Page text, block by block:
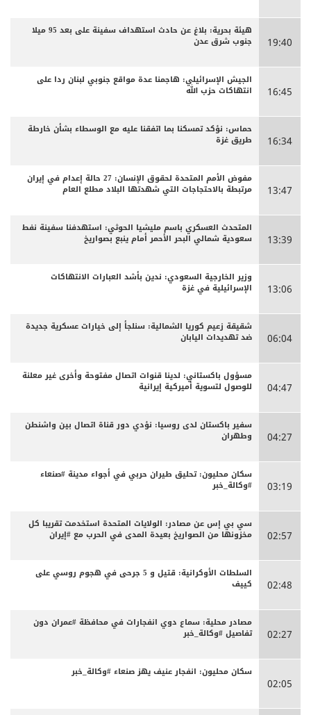
19:40
هيئة بحرية: بلاغ عن حادث استهداف سفينة على بعد 95 ميلا
جنوب شرق عدن
16:45
الجيش الإسرائيلي: هاجمنا عدة مواقع جنوبي لبنان ردا على
انتهاكات حزب الله
16:34
حماس: نؤكد تمسكنا بما اتفقنا عليه مع الوسطاء بشأن خارطة
طريق غزة
13:47
مفوض الأمم المتحدة لحقوق الإنسان: 27 حالة إعدام في إيران
مرتبطة بالاحتجاجات التي شهدتها البلاد مطلع العام
13:39
المتحدث العسكري باسم مليشيا الحوثي: استهدفنا سفينة نفط
سعودية شمالي البحر الأحمر أمام ينبع بصواريخ
13:06
وزير الخارجية السعودي: ندين بأشد العبارات الانتهاكات
الإسرائيلية في غزة
06:04
شقيقة زعيم كوريا الشمالية: سنلجأ إلى خيارات عسكرية جديدة
ضد تهديدات اليابان
04:47
مسؤول باكستاني: لدينا قنوات اتصال مفتوحة وأخرى غير معلنة
للوصول لتسوية أميركية إيرانية
04:27
سفير باكستان لدى روسيا: نؤدي دور قناة اتصال بين واشنطن
وطهران
03:19
سكان محليون: تحليق طيران حربي في أجواء مدينة #صنعاء
#وكالة_خبر
02:57
سي بي إس عن مصادر: الولايات المتحدة استخدمت تقريبا كل
مخزونها من الصواريخ بعيدة المدى في الحرب مع #إيران
02:48
السلطات الأوكرانية: قتيل و 5 جرحى في هجوم روسي على
كييف
02:27
مصادر محلية: سماع دوي انفجارات في محافظة #عمران دون
تفاصيل #وكالة_خبر
02:05
سكان محليون: انفجار عنيف يهز صنعاء #وكالة_خبر